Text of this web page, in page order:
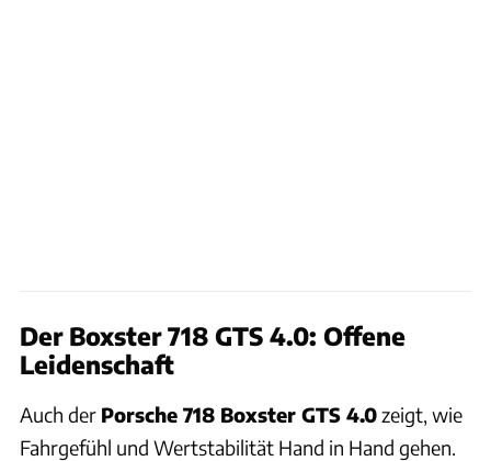
Der Boxster 718 GTS 4.0: Offene
Leidenschaft
Auch der Porsche 718 Boxster GTS 4.0zeigt, wie
Fahrgefühl und Wertstabilität Hand in Hand gehen.